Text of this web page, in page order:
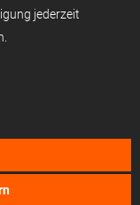
jederzeit